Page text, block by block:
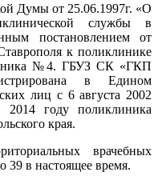
Думы от 25.06.1997г. «О
службы в
постановлением от
к поликлинике
№4. ГБУЗ СК «ГКП
в Едином
лиц с 6 августа 2002
году поликлиника
края.
врачебных
39 в настоящее время.